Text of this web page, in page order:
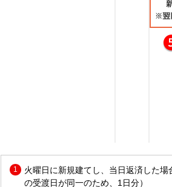
火曜日に新規建てし、当日返済した
の受渡日が同一のため、1日分）